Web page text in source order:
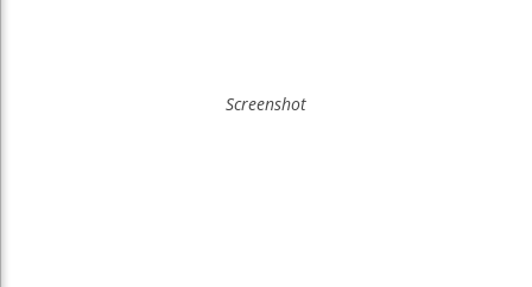
Screenshot